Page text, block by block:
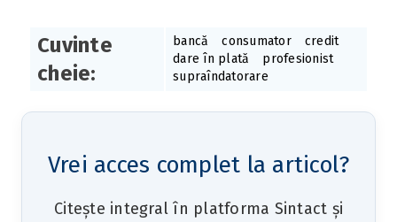
Cuvinte
cheie:
bancă consumator
credit
dare în plată
profesionist
supraîndatorare
Vrei acces complet la articol?
Citește integral în platforma Sintact și